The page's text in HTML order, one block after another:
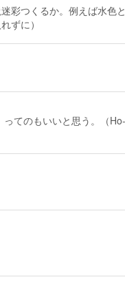
彩つくるか。例えば水色
ずに）
てのもいいと思う。（